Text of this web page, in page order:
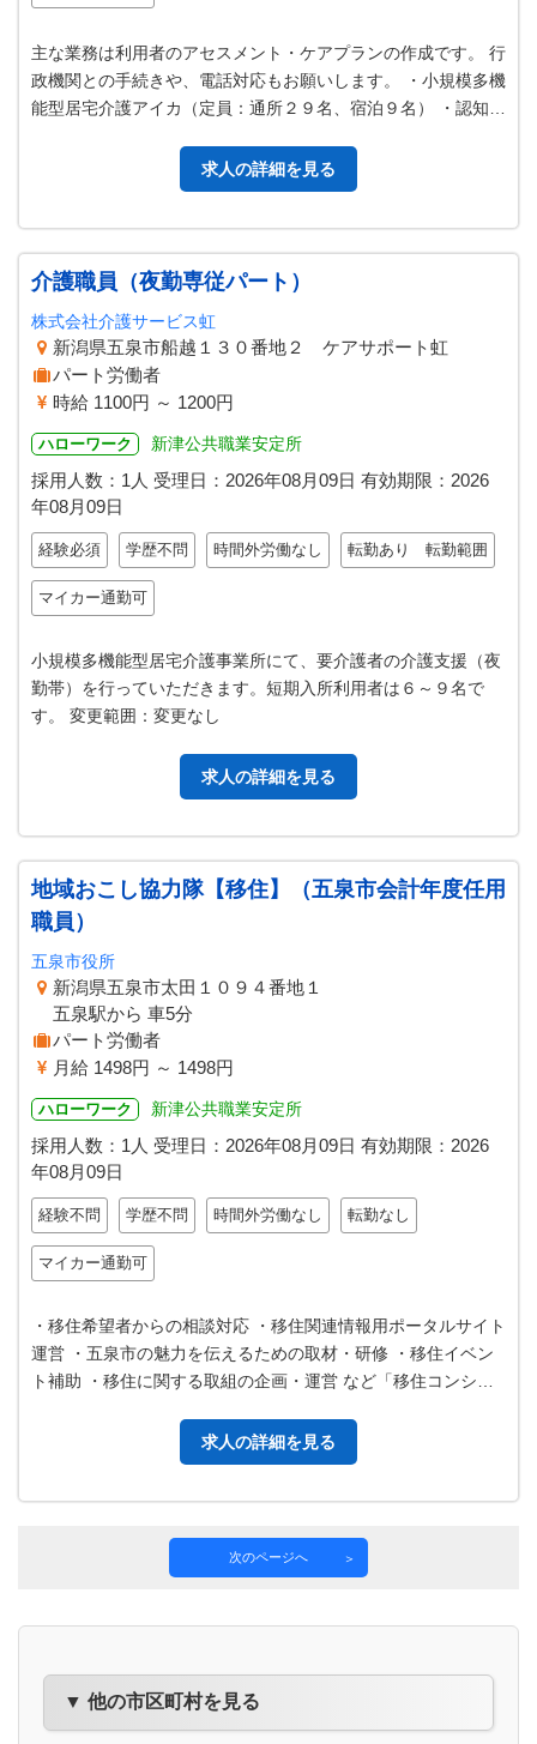
主な業務は利用者のアセスメント・ケアプランの作成です。 行
政機関との手続きや、電話対応もお願いします。 ・小規模多機
能型居宅介護アイカ（定員：通所２９名、宿泊９名） ・認知症
求人の詳細を見る
介護職員（夜勤専従パート）
株式会社介護サービス虹
新潟県五泉市船越１３０番地２ ケアサポート虹
パート労働者
時給 1100円 ～ 1200円
ハローワーク 新津公共職業安定所
採用人数：1人 受理日： 2026年08月09日 有効期限： 2026
年08月09日
経験必須 学歴不問 時間外労働なし 転勤あり 転勤範囲
マイカー通勤可
小規模多機能型居宅介護事業所にて、要介護者の介護支援（夜
勤帯）を行っていただきます。短期入所利用者は６～９名で
す。 変更範囲：変更なし
求人の詳細を見る
地域おこし協力隊【移住】（五泉市会計年度任用
職員）
五泉市役所
新潟県五泉市太田１０９４番地１
五泉駅から 車5分
パート労働者
月給 1498円 ～ 1498円
ハローワーク 新津公共職業安定所
採用人数：1人 受理日： 2026年08月09日 有効期限： 2026
年08月09日
経験不問 学歴不問 時間外労働なし 転勤なし
マイカー通勤可
・移住希望者からの相談対応 ・移住関連情報用ポータルサイト
運営 ・五泉市の魅力を伝えるための取材・研修 ・移住イベン
ト補助 ・移住に関する取組の企画・運営 など「移住コンシェ
求人の詳細を見る
次のページへ
▼ 他の市区町村を見る